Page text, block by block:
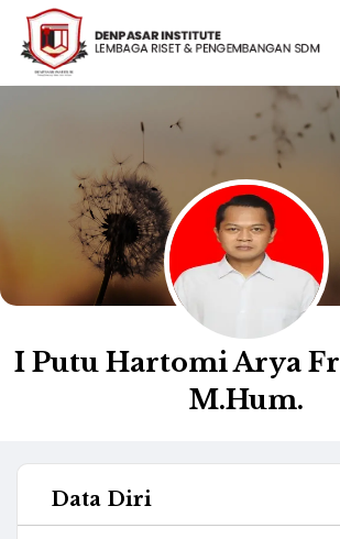
I Putu Hartomi Arya
M.Hum.
Data Diri